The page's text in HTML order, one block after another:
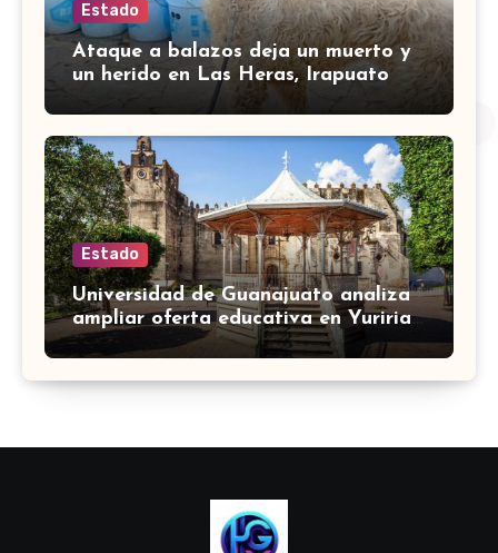
Estado
Ataque a balazos deja un muerto y
un herido en Las Heras, Irapuato
Estado
Universidad de Guanajuato analiza
ampliar oferta educativa en Yuriria
para cubrir demandas de la zona sur